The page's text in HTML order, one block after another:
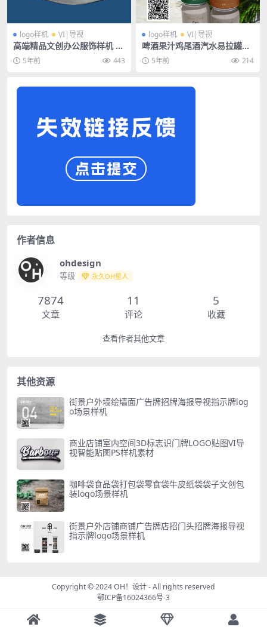
logo样机 VI|导视
高端精品文创办公服饰样机 —
帽子鸭舌帽棒球帽
5年前 443
logo样机 VI|导视
啤酒果汁鸡尾酒汽水易拉罐包
装logo场景样机
5年前 214
作者信息
ohdesign
等级 永久OH星人
7874
文章
11
评论
5
收藏
查看作者其他文章
其他资源
街景户外墙绘墙面广告牌招牌海报导视指示牌log
o场景样机
商业店铺室内空间3D标志识门牌LOGO贴图VI导
视智能贴图PS样机素材
咖啡袋食品袋打包袋零食袋牛皮纸袋袋子文创包
装logo场景样机
街景户外店铺商铺广告牌店招门头招牌海报导视
指示牌logo场景样机
Copyright © 2024OH！设计- All rights reserved
鄂ICP备16024366号-3